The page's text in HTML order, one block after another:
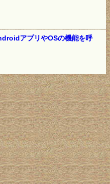
アプリやOSの機能を呼